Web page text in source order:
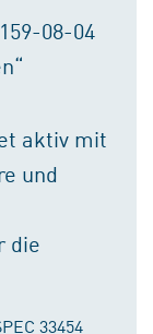
08-04
aktiv mit
und
die
33454